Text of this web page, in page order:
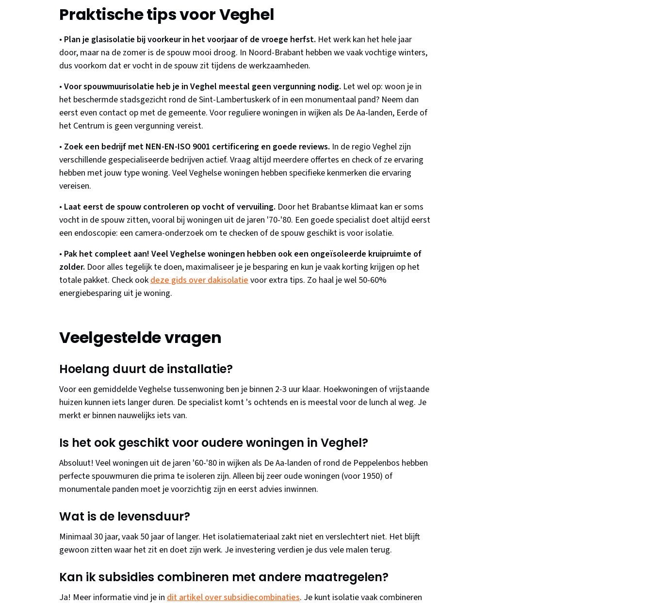
Praktische tips voor Veghel
• Plan je glasisolatie bij voorkeur in het voorjaar of de vroege herfst. Het werk kan het hele jaar
door, maar na de zomer is de spouw mooi droog. In Noord-Brabant hebben we vaak vochtige winters,
dus voorkom dat er vocht in de spouw zit tijdens de werkzaamheden.
• Voor spouwmuurisolatie heb je in Veghel meestal geen vergunning nodig. Let wel op: woon je in
het beschermde stadsgezicht rond de Sint-Lambertuskerk of in een monumentaal pand? Neem dan
eerst even contact op met de gemeente. Voor reguliere woningen in wijken als De Aa-landen, Eerde of
het Centrum is geen vergunning vereist.
• Zoek een bedrijf met NEN-EN-ISO 9001 certificering en goede reviews. In de regio Veghel zijn
verschillende gespecialiseerde bedrijven actief. Vraag altijd meerdere offertes en check of ze ervaring
hebben met jouw type woning. Veel Veghelse woningen hebben specifieke kenmerken die ervaring
vereisen.
• Laat eerst de spouw controleren op vocht of vervuiling. Door het Brabantse klimaat kan er soms
vocht in de spouw zitten, vooral bij woningen uit de jaren '70-'80. Een goede specialist doet altijd eerst
een endoscopie: een camera-onderzoek om te checken of de spouw geschikt is voor isolatie.
• Pak het compleet aan! Veel Veghelse woningen hebben ook een ongeïsoleerde kruipruimte of
zolder. Door alles tegelijk te doen, maximaliseer je je besparing en kun je vaak korting krijgen op het
totale pakket. Check ookdeze gids over dakisolatievoor extra tips. Zo haal je wel 50-60%
energiebesparing uit je woning.
Veelgestelde vragen
Hoelang duurt de installatie?
Voor een gemiddelde Veghelse tussenwoning ben je binnen 2-3 uur klaar. Hoekwoningen of vrijstaande
huizen kunnen iets langer duren. De specialist komt 's ochtends en is meestal voor de lunch al weg. Je
merkt er binnen nauwelijks iets van.
Is het ook geschikt voor oudere woningen in Veghel?
Absoluut! Veel woningen uit de jaren '60-'80 in wijken als De Aa-landen of rond de Peppelenbos hebben
perfecte spouwmuren die prima te isoleren zijn. Alleen bij zeer oude woningen (voor 1950) of
monumentale panden moet je voorzichtig zijn en eerst advies inwinnen.
Wat is de levensduur?
Minimaal 30 jaar, vaak 50 jaar of langer. Het isolatiemateriaal zakt niet en verslechtert niet. Het blijft
gewoon zitten waar het zit en doet zijn werk. Je investering verdien je dus vele malen terug.
Kan ik subsidies combineren met andere maatregelen?
Ja! Meer informatie vind je in dit artikel over subsidiecombinaties. Je kunt isolatie vaak combineren